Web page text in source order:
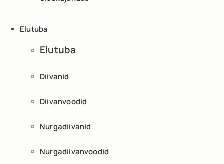
Elutuba
Elutuba
Diivanid
Diivanvoodid
Nurgadiivanid
Nurgadiivanvoodid